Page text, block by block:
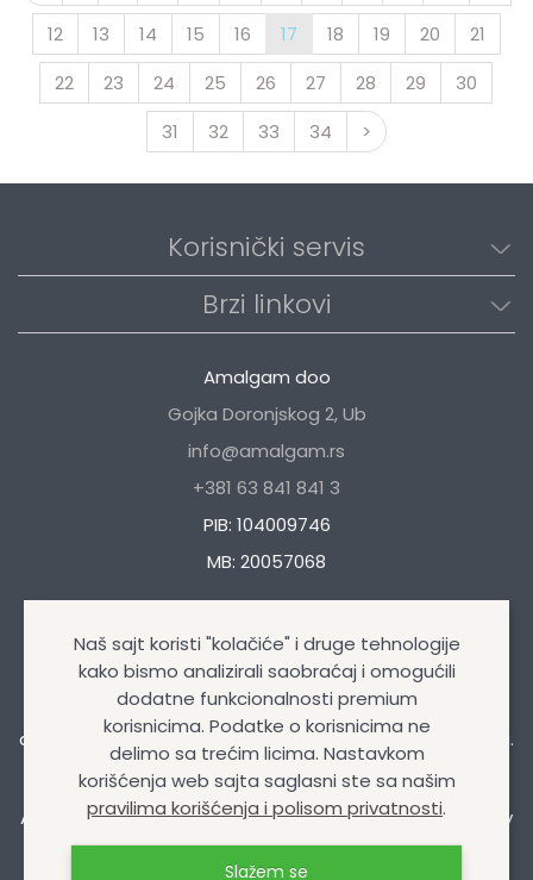
12
13 14 15 16 17 18 19 20
21
22
23 24 25 26 27 28 29
30
31
32 33 34 >
Korisnički servis
Brzi linkovi
Amalgam doo
Gojka Doronjskog 2, Ub
info@amalgam.rs
+381 63 841 841 3
PIB: 104009746
MB: 20057068
Naša kompanija se bavi trgovinom autokozmetikom i
auto opremom, uljima i mazivima, tehničkim sprejevima.
Amalgam doo© Sva prava zadržana 2026 | Design&Dev
byIzrada internet prodavnice
Naš sajt koristi "kolačiće" i druge tehnologije
kako bismo analizirali saobraćaj i omogućili
dodatne funkcionalnosti premium
korisnicima. Podatke o korisnicima ne
delimo sa trećim licima. Nastavkom
korišćenja web sajta saglasni ste sa našim
pravilima korišćenja i polisom privatnosti.
Slažem se